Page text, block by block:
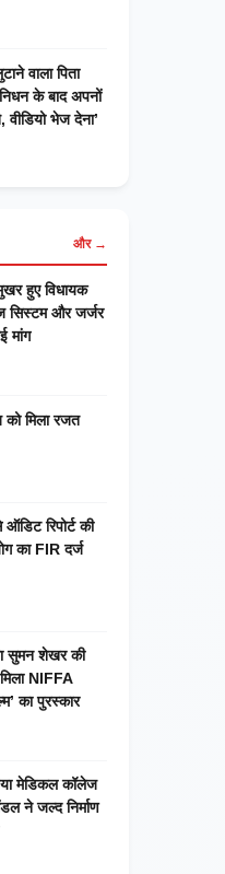
वाला पिता
के बाद अपनों
भेज देना’
और →
हुए विधायक
सिस्टम और जर्जर
मांग
मिला रजत
रिपोर्ट की
का FIR दर्ज
सुमन शेखर की
मिला NIFFA
का पुरस्कार
मेडिकल कॉलेज
ने जल्द निर्माण